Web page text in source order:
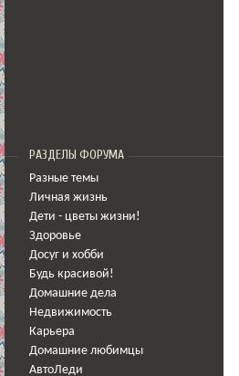
РАЗДЕЛЫ ФОРУМА
Разные темы
Личная жизнь
Дети - цветы жизни!
Здоровье
Досуг и хобби
Будь красивой!
Домашние дела
Недвижимость
Карьера
Домашние любимцы
АвтоЛеди